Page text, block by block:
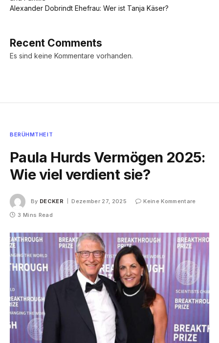
Alexander Dobrindt Ehefrau: Wer ist Tanja Käser?
Recent Comments
Es sind keine Kommentare vorhanden.
BERÜHMTHEIT
Paula Hurds Vermögen 2025:
Wie viel verdient sie?
By DECKER Dezember 27, 2025
Keine Kommentare
3 Mins Read